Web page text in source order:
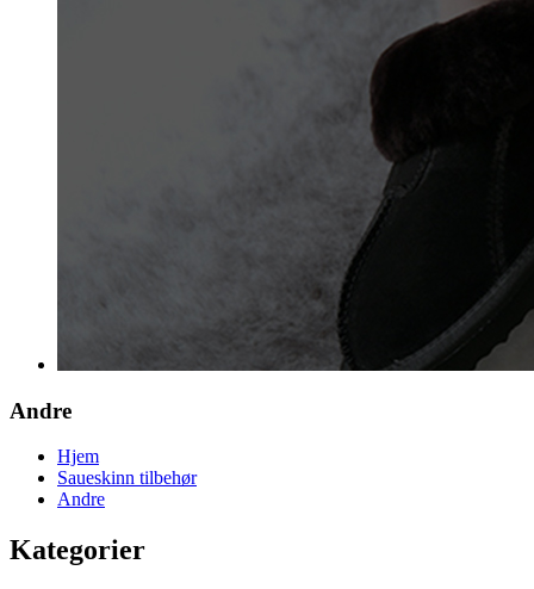
Andre
Hjem
Saueskinn tilbehør
Andre
Kategorier